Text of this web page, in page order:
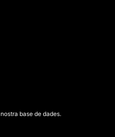
base de dades.